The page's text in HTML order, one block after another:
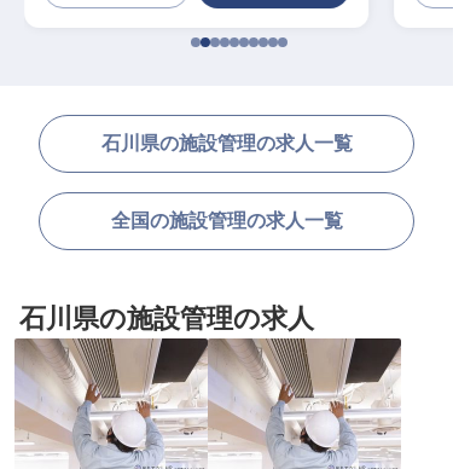
石川県の施設管理の求人一覧
全国の施設管理の求人一覧
石川県の施設管理の求人